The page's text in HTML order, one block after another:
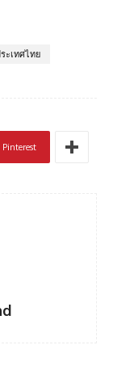
ะเทศไทย
Pinterest